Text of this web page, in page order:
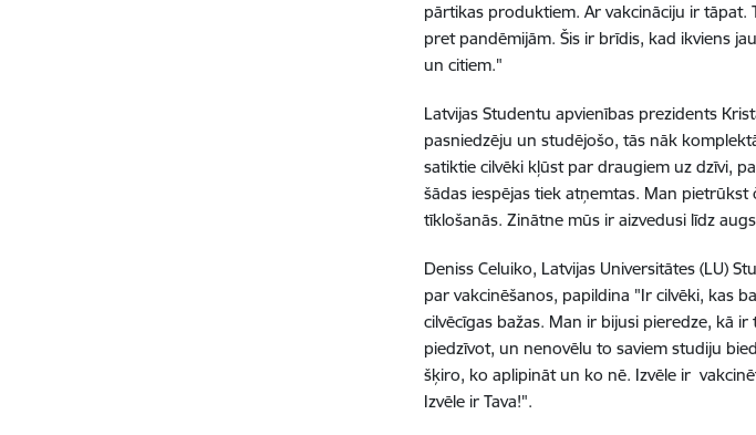
pārtikas produktiem. Ar vakcināciju ir tāpat.
pret pandēmijām. Šis ir brīdis, kad ikviens
un citiem."
Latvijas Studentu apvienības prezidents
pasniedzēju un studējošo, tās nāk
satiktie cilvēki kļūst par draugiem uz dzīvi,
šādas iespējas tiek atņemtas. Man
tīklošanās. Zinātne mūs ir aizvedusi līdz
Deniss Celuiko, Latvijas Universitātes (LU)
par vakcinēšanos, papildina "Ir cilvēki, kas
cilvēcīgas bažas. Man ir bijusi pieredze, kā
piedzīvot, un nenovēlu to saviem studiju
šķiro, ko aplipināt un ko nē. Izvēle ir
Izvēle ir Tava!".